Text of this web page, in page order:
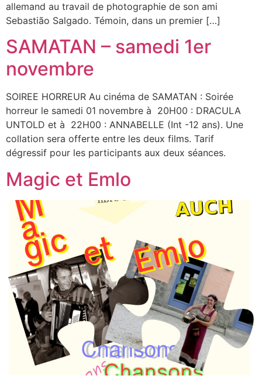
allemand au travail de photographie de son ami
Sebastião Salgado. Témoin, dans un premier […]
SAMATAN – samedi 1er
novembre
SOIREE HORREUR Au cinéma de SAMATAN : Soirée
horreur le samedi 01 novembre à 20H00 : DRACULA
UNTOLD et à 22H00 : ANNABELLE (Int -12 ans). Une
collation sera offerte entre les deux films. Tarif
dégressif pour les participants aux deux séances.
Magic et Emlo